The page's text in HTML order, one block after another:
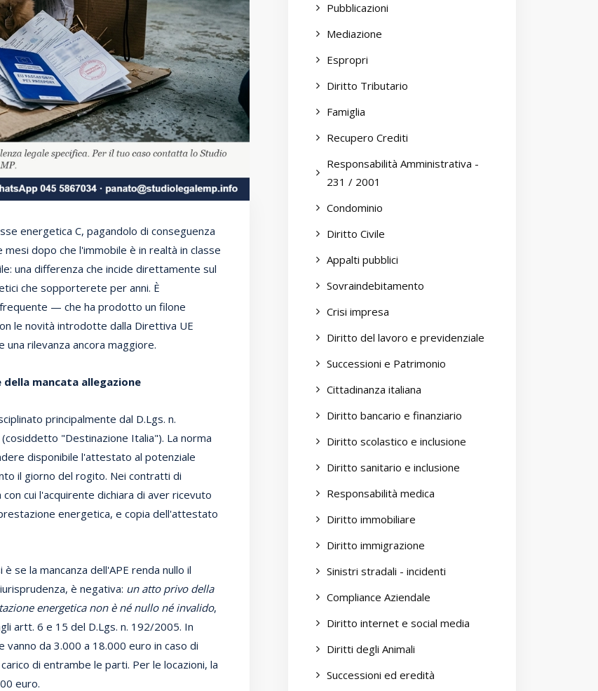
energetica C, pagandolo di conseguenza
dopo che l'immobile è in realtà in classe
una differenza che incide direttamente sul
che sopporterete per anni. È
— che ha prodotto un filone
le novità introdotte dalla Direttiva UE
rilevanza ancora maggiore.
mancata allegazione
principalmente dal D.Lgs. n.
"Destinazione Italia"). La norma
disponibile l'attestato al potenziale
il giorno del rogito. Nei contratti di
cui l'acquirente dichiara di aver ricevuto
energetica, e copia dell'attestato
se la mancanza dell'APE renda nullo il
è negativa: un atto privo della
energetica non è né nullo né invalido,
artt. 6 e 15 del D.Lgs. n. 192/2005. In
da 3.000 a 18.000 euro in caso di
di entrambe le parti. Per le locazioni, la
euro.
Pubblicazioni
Mediazione
Espropri
Diritto Tributario
Famiglia
Recupero Crediti
Responsabilità Amministrativa -
231 / 2001
Condominio
Diritto Civile
Appalti pubblici
Sovraindebitamento
Crisi impresa
Diritto del lavoro e previdenziale
Successioni e Patrimonio
Cittadinanza italiana
Diritto bancario e finanziario
Diritto scolastico e inclusione
Diritto sanitario e inclusione
Responsabilità medica
Diritto immobiliare
Diritto immigrazione
Sinistri stradali - incidenti
Compliance Aziendale
Diritto internet e social media
Diritti degli Animali
Successioni ed eredità